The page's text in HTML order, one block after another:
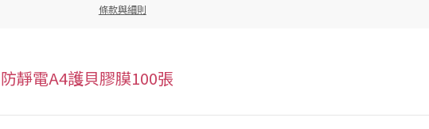
條款與細則
靜電A4護貝膠膜100張